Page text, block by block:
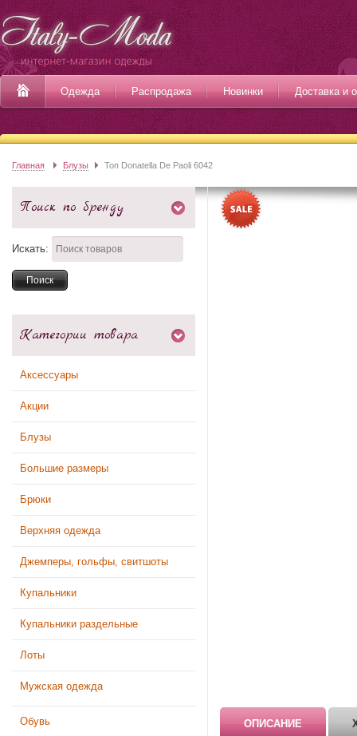
Одежда Распродажа Новинки Доставка и
Главная Блузы Топ Donatella De Paoli 6042
Поиск по бренду
Искать:
Категории товара
Аксессуары
Акции
Блузы
Большие размеры
Брюки
Верхняя одежда
Джемперы, гольфы, свитшоты
Купальники
Купальники раздельные
Лоты
Мужская одежда
Обувь ОПИСАНИЕ